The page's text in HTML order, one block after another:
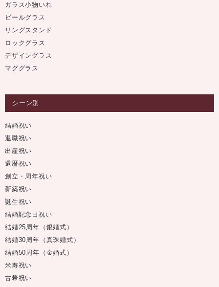
ガラス小物いれ
ビールグラス
リングスタンド
ロックグラス
デザイングラス
マググラス
シーン別
結婚祝い
退職祝い
出産祝い
還暦祝い
創立・周年祝い
新築祝い
誕生祝い
結婚記念日祝い
結婚25周年（銀婚式）
結婚30周年（真珠婚式）
結婚50周年（金婚式）
米寿祝い
古希祝い